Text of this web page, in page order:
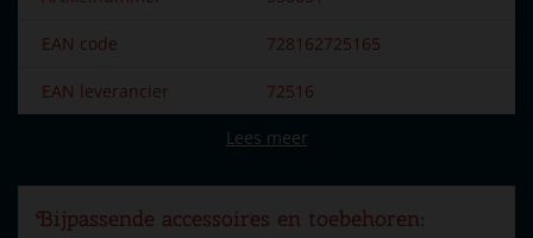
EAN code 728162725165
EAN leverancier 72516
Lemax
Dorpsnaam Caddington Village
Lees meer
Bijpassende accessoires en toebehoren: